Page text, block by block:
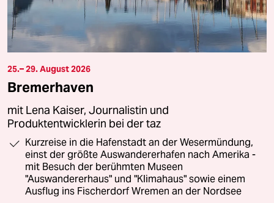
25.– 29. August 2026
Bremerhaven
mit Lena Kaiser, Journalistin und
Produktentwicklerin bei der taz
Kurzreise in die Hafenstadt an der Wesermündung,
einst der größte Auswandererhafen nach Amerika -
mit Besuch der berühmten Museen
"Auswandererhaus" und "Klimahaus" sowie einem
Ausflug ins Fischerdorf Wremen an der Nordsee